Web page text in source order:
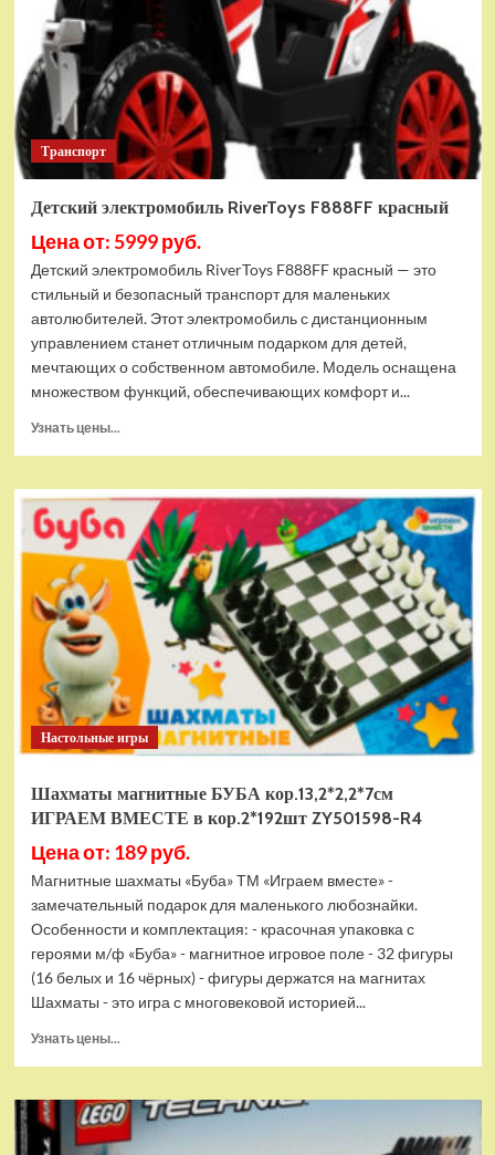
Транспорт
Детский электромобиль RiverToys F888FF красный
Цена от: 5999 руб.
Детский электромобиль RiverToys F888FF красный — это
стильный и безопасный транспорт для маленьких
автолюбителей. Этот электромобиль с дистанционным
управлением станет отличным подарком для детей,
мечтающих о собственном автомобиле. Модель оснащена
множеством функций, обеспечивающих комфорт и...
Узнать цены...
Детский
электромобиль
RiverToys
F888FF
красный
Настольные игры
Шахматы магнитные БУБА кор.13,2*2,2*7см
ИГРАЕМ ВМЕСТЕ в кор.2*192шт ZY501598-R4
Цена от: 189 руб.
Магнитные шахматы «Буба» ТМ «Играем вместе» -
замечательный подарок для маленького любознайки.
Особенности и комплектация: - красочная упаковка с
героями м/ф «Буба» - магнитное игровое поле - 32 фигуры
(16 белых и 16 чёрных) - фигуры держатся на магнитах
Шахматы - это игра с многовековой историей...
Узнать цены...
Шахматы
магнитные
БУБА